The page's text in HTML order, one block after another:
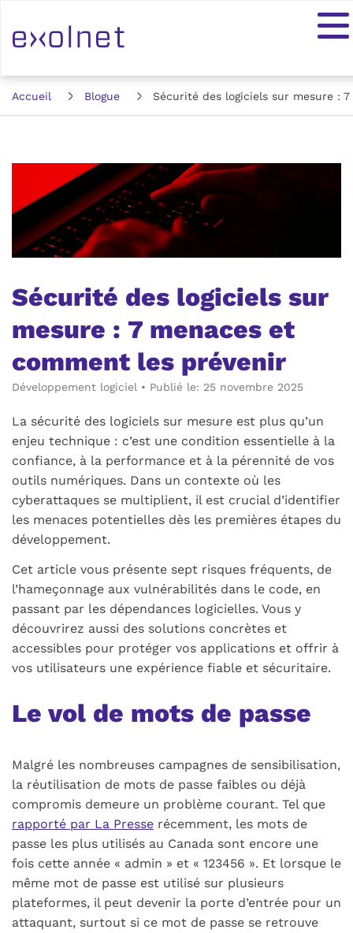
Accueil Blogue Sécurité des logiciels sur mesure :
Sécurité des logiciels sur
mesure : 7 menaces et
comment les prévenir
Développement logiciel • Publié le: 25 novembre 2025
La sécurité des logiciels sur mesure est plus qu’un
enjeu technique : c’est une condition essentielle à la
confiance, à la performance et à la pérennité de vos
outils numériques. Dans un contexte où les
cyberattaques se multiplient, il est crucial d’identifier
les menaces potentielles dès les premières étapes du
développement.
Cet article vous présente sept risques fréquents, de
l’hameçonnage aux vulnérabilités dans le code, en
passant par les dépendances logicielles. Vous y
découvrirez aussi des solutions concrètes et
accessibles pour protéger vos applications et offrir à
vos utilisateurs une expérience fiable et sécuritaire.
Le vol de mots de passe
Malgré les nombreuses campagnes de sensibilisation,
la réutilisation de mots de passe faibles ou déjà
compromis demeure un problème courant. Tel que
rapporté par La Presse récemment, les mots de
passe les plus utilisés au Canada sont encore une
fois cette année « admin » et « 123456 ». Et lorsque le
même mot de passe est utilisé sur plusieurs
plateformes, il peut devenir la porte d’entrée pour un
attaquant, surtout si ce mot de passe se retrouve